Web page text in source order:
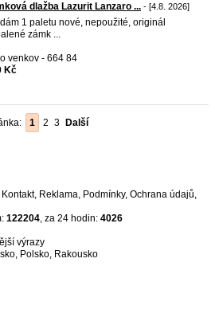
dlažba Lazurit Lanzaro ... - [4.8. 2026]
1 paletu nové, nepoužité, originál
zámk ...
venkov - 664 84
Kč
1 2 3 Další
Kontakt, Reklama, Podmínky, Ochrana údajů,
122204, za 24 hodin: 4026
výrazy
, Polsko, Rakousko